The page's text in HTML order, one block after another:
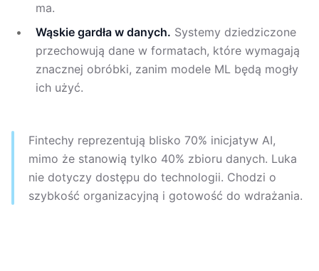
ma.
Wąskie gardła w danych. Systemy dziedziczone
przechowują dane w formatach, które wymagają
znacznej obróbki, zanim modele ML będą mogły
ich użyć.
Fintechy reprezentują blisko 70% inicjatyw AI,
mimo że stanowią tylko 40% zbioru danych. Luka
nie dotyczy dostępu do technologii. Chodzi o
szybkość organizacyjną i gotowość do wdrażania.